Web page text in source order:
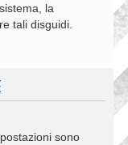
la
tali disguidi.
sono